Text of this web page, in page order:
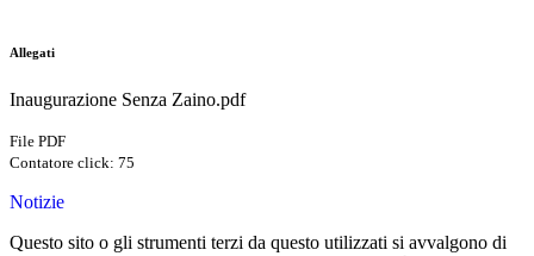
Allegati
Inaugurazione Senza Zaino.pdf
File PDF
Contatore click: 75
Notizie
Questo sito o gli strumenti terzi da questo utilizzati si avvalgono di